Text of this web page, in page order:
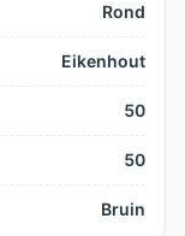
Rond
Eikenhout
50
50
Bruin